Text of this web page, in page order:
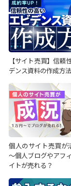
【サイト売買】信頼
デンス資料の作成方法
個人のサイト売買が
～個人ブログやアフ
イトが売れる？